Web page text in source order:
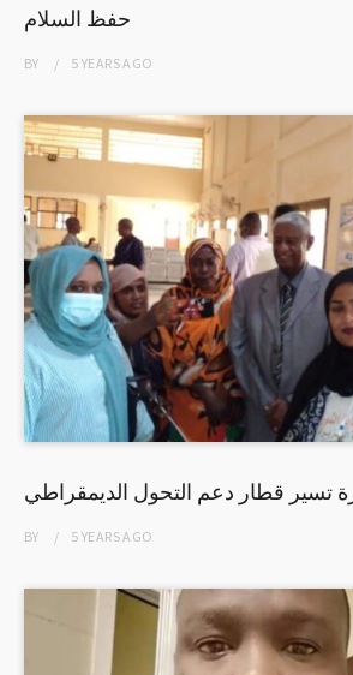
حفظ السلام
BY 5 YEARSAGO
تسير قطار دعم التحول الديمقراطي
BY 5 YEARSAGO